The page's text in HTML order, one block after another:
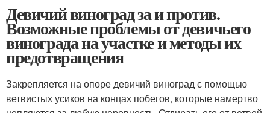
Девичий виноград за и против.
Возможные проблемы от девичьего
винограда на участке и методы их
предотвращения
Закрепляется на опоре девичий виноград с помощью
ветвистых усиков на концах побегов, которые намертво